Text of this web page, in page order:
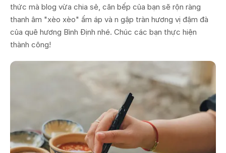
thức mà blog vừa chia sẻ, căn bếp của bạn sẽ rộn ràng
thanh âm "xèo xèo" ấm áp và n gập tràn hương vị đậm đà
của quê hương Bình Định nhé. Chúc các bạn thực hiện
thành công!